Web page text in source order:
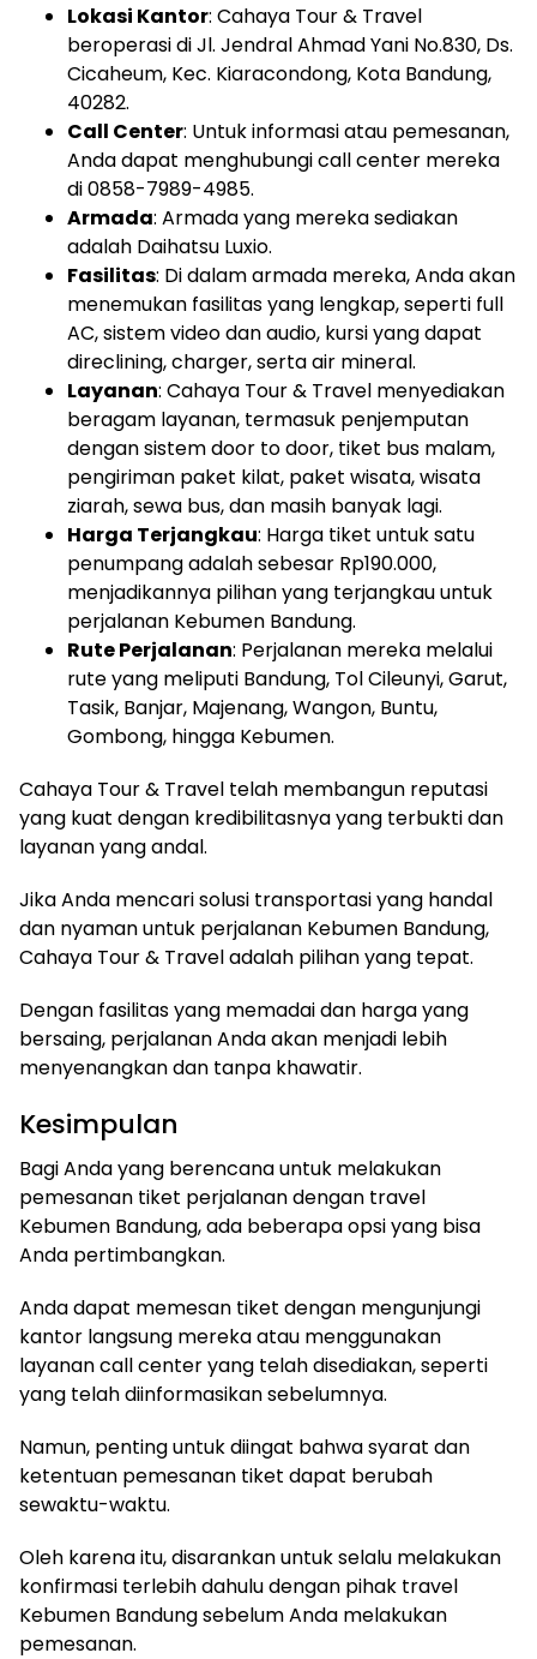
Lokasi Kantor: Cahaya Tour & Travel
beroperasi di Jl. Jendral Ahmad Yani No.830, Ds.
Cicaheum, Kec. Kiaracondong, Kota Bandung,
40282.
Call Center: Untuk informasi atau pemesanan,
Anda dapat menghubungi call center mereka
di 0858-7989-4985.
Armada: Armada yang mereka sediakan
adalah Daihatsu Luxio.
Fasilitas: Di dalam armada mereka, Anda akan
menemukan fasilitas yang lengkap, seperti full
AC, sistem video dan audio, kursi yang dapat
direclining, charger, serta air mineral.
Layanan: Cahaya Tour & Travel menyediakan
beragam layanan, termasuk penjemputan
dengan sistem door to door, tiket bus malam,
pengiriman paket kilat, paket wisata, wisata
ziarah, sewa bus, dan masih banyak lagi.
Harga Terjangkau: Harga tiket untuk satu
penumpang adalah sebesar Rp190.000,
menjadikannya pilihan yang terjangkau untuk
perjalanan Kebumen Bandung.
Rute Perjalanan: Perjalanan mereka melalui
rute yang meliputi Bandung, Tol Cileunyi, Garut,
Tasik, Banjar, Majenang, Wangon, Buntu,
Gombong, hingga Kebumen.
Cahaya Tour & Travel telah membangun reputasi
yang kuat dengan kredibilitasnya yang terbukti dan
layanan yang andal.
Jika Anda mencari solusi transportasi yang handal
dan nyaman untuk perjalanan Kebumen Bandung,
Cahaya Tour & Travel adalah pilihan yang tepat.
Dengan fasilitas yang memadai dan harga yang
bersaing, perjalanan Anda akan menjadi lebih
menyenangkan dan tanpa khawatir.
Kesimpulan
Bagi Anda yang berencana untuk melakukan
pemesanan tiket perjalanan dengan travel
Kebumen Bandung, ada beberapa opsi yang bisa
Anda pertimbangkan.
Anda dapat memesan tiket dengan mengunjungi
kantor langsung mereka atau menggunakan
layanan call center yang telah disediakan, seperti
yang telah diinformasikan sebelumnya.
Namun, penting untuk diingat bahwa syarat dan
ketentuan pemesanan tiket dapat berubah
sewaktu-waktu.
Oleh karena itu, disarankan untuk selalu melakukan
konfirmasi terlebih dahulu dengan pihak travel
Kebumen Bandung sebelum Anda melakukan
pemesanan.